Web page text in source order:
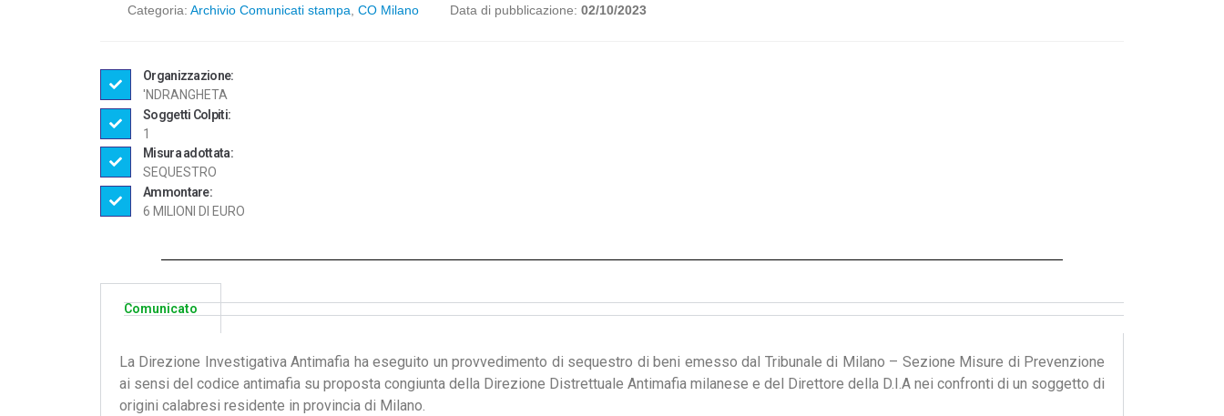
Categoria: Archivio Comunicati stampa CO Milano Data di pubblicazione: 02/10/2023
Organizzazione:
'NDRANGHETA
Soggetti Colpiti:
1
Misura adottata:
SEQUESTRO
Ammontare:
6 MILIONI DI EURO
Comunicato
La Direzione Investigativa Antimafia ha eseguito un provvedimento di sequestro di beni emesso dal Tribunale di Milano – Sezione Misure di Prevenzione
ai sensi del codice antimafia su proposta congiunta della Direzione Distrettuale Antimafia milanese e del Direttore della D.I.A nei confronti di un soggetto di
origini calabresi residente in provincia di Milano.